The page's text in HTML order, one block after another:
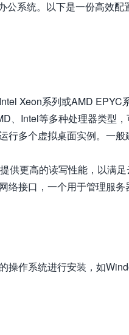
系统。以下是一份高效配
Xeon系列或AMD
、Intel等多种处理器类型，
行多个虚拟桌面实例。一
供更高的读写性能，以满足
络接口，一个用于管理服
操作系统进行安装，如